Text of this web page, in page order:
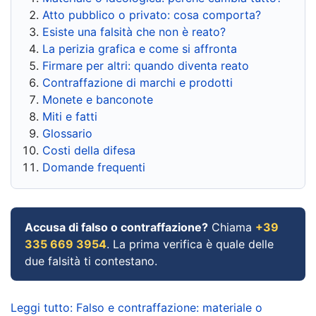
Atto pubblico o privato: cosa comporta?
Esiste una falsità che non è reato?
La perizia grafica e come si affronta
Firmare per altri: quando diventa reato
Contraffazione di marchi e prodotti
Monete e banconote
Miti e fatti
Glossario
Costi della difesa
Domande frequenti
Accusa di falso o contraffazione? Chiama +39
335 669 3954. La prima verifica è quale delle
due falsità ti contestano.
Leggi tutto: Falso e contraffazione: materiale o